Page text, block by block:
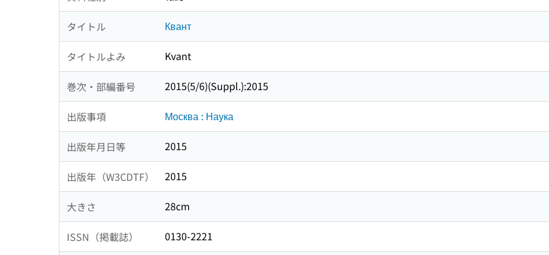
タイトル Квант
タイトルよみ Kvant
巻次・部編番号 2015(5/6)(Suppl.):2015
出版事項 Москва : Наука
出版年月日等 2015
出版年（W3CDTF） 2015
大きさ 28cm
ISSN（掲載誌） 0130-2221